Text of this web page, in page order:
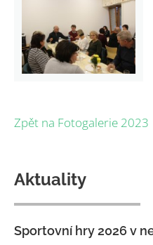
Zpět na Fotogalerie 2023
Aktuality
Sportovní hry 2026 v